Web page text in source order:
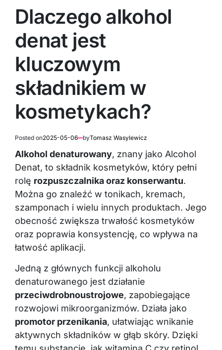
Dlaczego alkohol
denat jest
kluczowym
składnikiem w
kosmetykach?
, znany jako Alcohol
Denat, to składnik kosmetyków, który pełni
rozpuszczalnika oraz konserwantu
Można go znaleźć w tonikach, kremach,
szamponach i wielu innych produktach. Jego
obecność zwiększa trwałość kosmetyków
oraz poprawia konsystencję, co wpływa na
łatwość aplikacji.
Jedną z głównych funkcji alkoholu
denaturowanego jest działanie
przeciwdrobnoustrojowe
, zapobiegające
rozwojowi mikroorganizmów. Działa jako
promotor przenikania
, ułatwiając wnikanie
aktywnych składników w głąb skóry. Dzięki
temu substancje, jak witamina C czy retinol,